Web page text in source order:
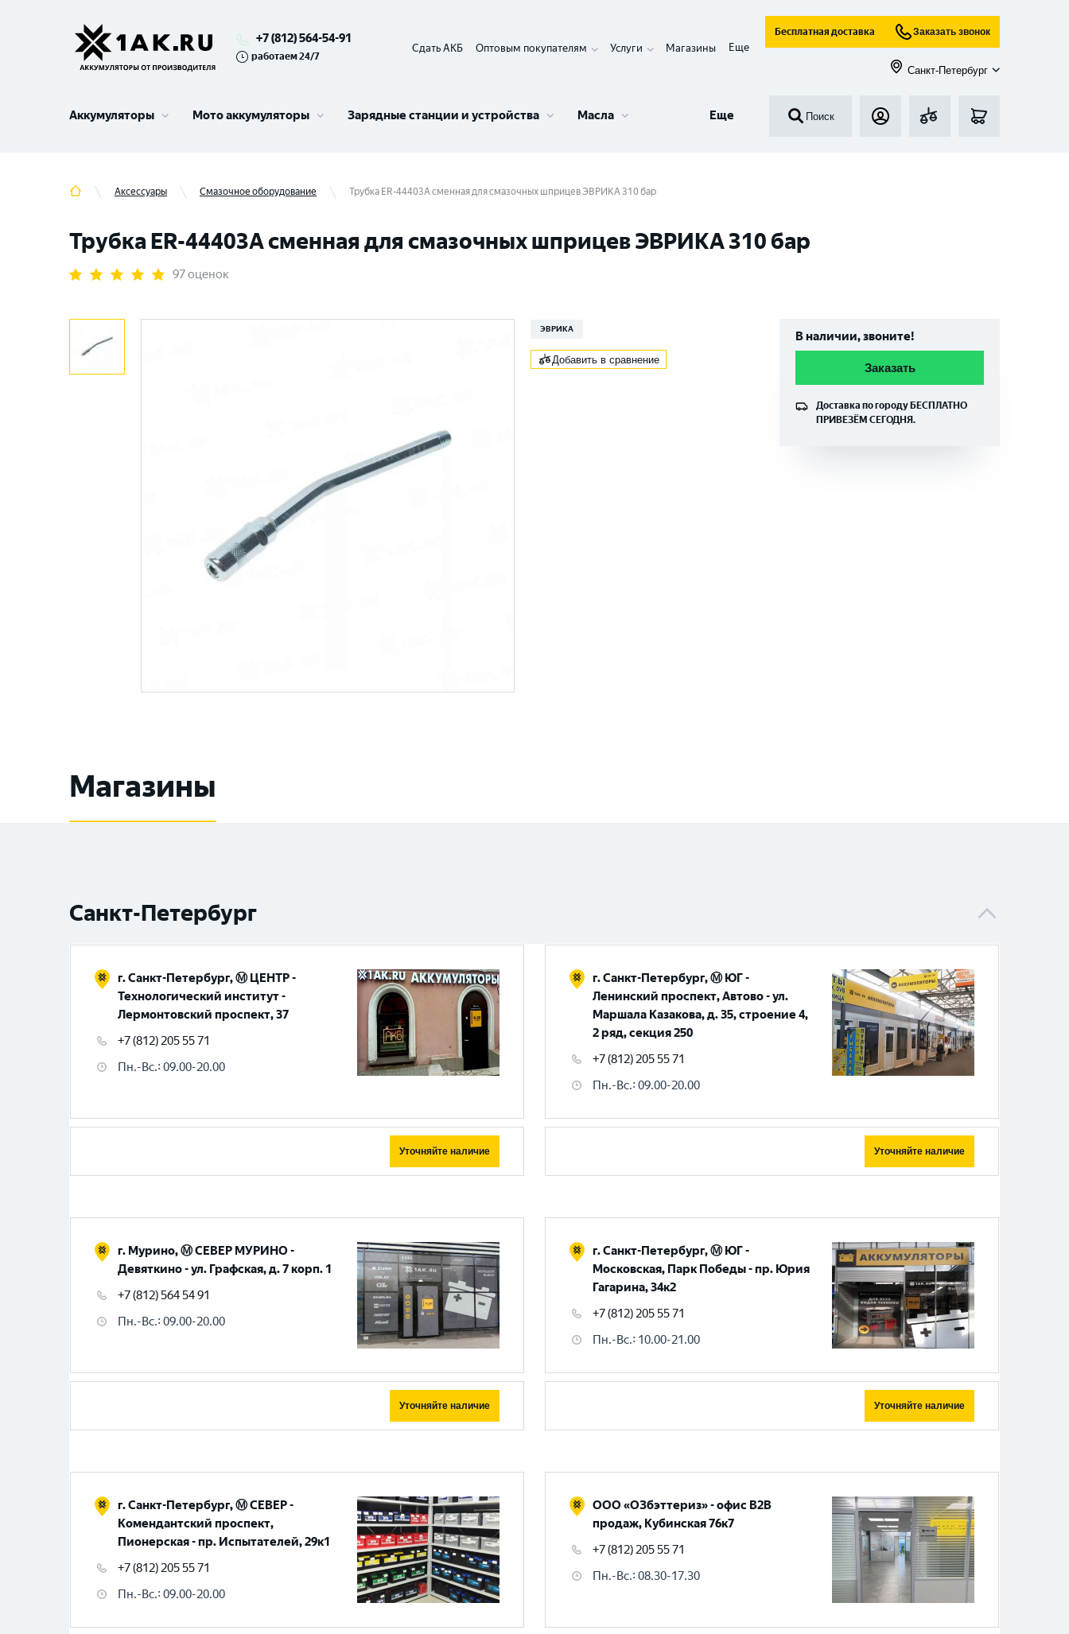
+7 (812) 564-54-91
работаем 24/7
Сдать АКБ Оптовым покупателям Услуги Магазины Еще
Бесплатная доставка Заказать звонок
Санкт-Петербург
Аккумуляторы Мото аккумуляторы Зарядные станции и устройства Масла Еще Поиск
Аксессуары Смазочное оборудование Трубка ER-44403A сменная для смазочных шприцев ЭВРИКА 310 бар
Трубка ER-44403A сменная для смазочных шприцев ЭВРИКА 310 бар
97 оценок
ЭВРИКА
Добавить в сравнение
В наличии, звоните!
Заказать
Доставка по городу БЕСПЛАТНО
ПРИВЕЗЁМ СЕГОДНЯ.
Магазины
Санкт-Петербург
г. Санкт-Петербург, Ⓜ️ ЦЕНТР -
Технологический институт -
Лермонтовский проспект, 37
+7 (812) 205 55 71
Пн.-Вс.: 09.00-20.00
Уточняйте наличие
г. Санкт-Петербург, Ⓜ️ ЮГ -
Ленинский проспект, Автово - ул.
Маршала Казакова, д. 35, строение 4,
2 ряд, секция 250
+7 (812) 205 55 71
Пн.-Вс.: 09.00-20.00
Уточняйте наличие
г. Мурино, Ⓜ️ СЕВЕР МУРИНО -
Девяткино - ул. Графская, д. 7 корп. 1
+7 (812) 564 54 91
Пн.-Вс.: 09.00-20.00
Уточняйте наличие
г. Санкт-Петербург, Ⓜ️ ЮГ -
Московская, Парк Победы - пр. Юрия
Гагарина, 34к2
+7 (812) 205 55 71
Пн.-Вс.: 10.00-21.00
Уточняйте наличие
г. Санкт-Петербург, Ⓜ️ СЕВЕР -
Комендантский проспект,
Пионерская - пр. Испытателей, 29к1
+7 (812) 205 55 71
Пн.-Вс.: 09.00-20.00
ООО «ОЗбэттериз» - офис B2B
продаж, Кубинская 76к7
+7 (812) 205 55 71
Пн.-Вс.: 08.30-17.30
Великий Новгород
Гатчина
Москва
Санкт-Петербург